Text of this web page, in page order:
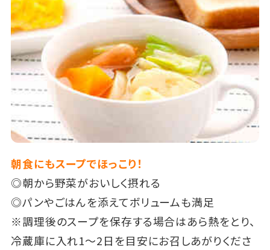
朝食にもスープでほっこり！
◎朝から野菜がおいしく摂れる
◎パンやごはんを添えてボリュームも満足
※調理後のスープを保存する場合はあら熱をとり、
冷蔵庫に入れ1～2日を目安にお召しあがりくださ